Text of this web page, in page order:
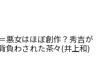
悪女はほぼ創作？秀吉が
負わされた茶々(井上和)